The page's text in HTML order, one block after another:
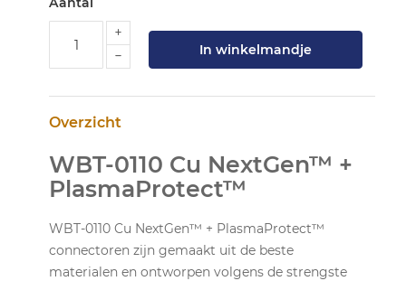
In winkelmandje
Overzicht
WBT-0110 Cu NextGen™ +
PlasmaProtect™
WBT-0110 Cu NextGen™ + PlasmaProtect™
connectoren zijn gemaakt uit de beste
materialen en ontworpen volgens de strengste